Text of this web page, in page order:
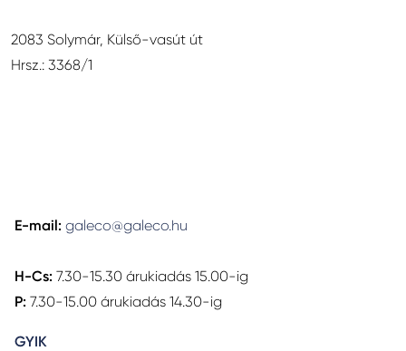
2083 Solymár, Külső-vasút út
Hrsz.: 3368/1
E-mail: galeco@galeco.hu
H-Cs: 7.30-15.30 árukiadás 15.00-ig
P: 7.30-15.00 árukiadás 14.30-ig
GYIK